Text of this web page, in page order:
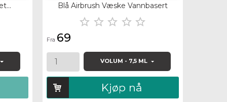
Blå Airbrush Væske Vannbasert
    
Fra 69
VOLUM - 7,5 ML
Kjøp nå